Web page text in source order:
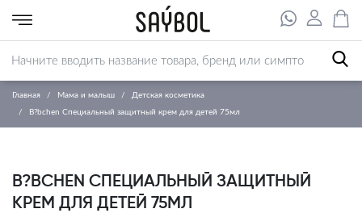
Главная Мама и малыш Детская косметика
B?bchen Специальный защитный крем для детей 75мл
B?BCHEN СПЕЦИАЛЬНЫЙ ЗАЩИТНЫЙ
КРЕМ ДЛЯ ДЕТЕЙ 75МЛ